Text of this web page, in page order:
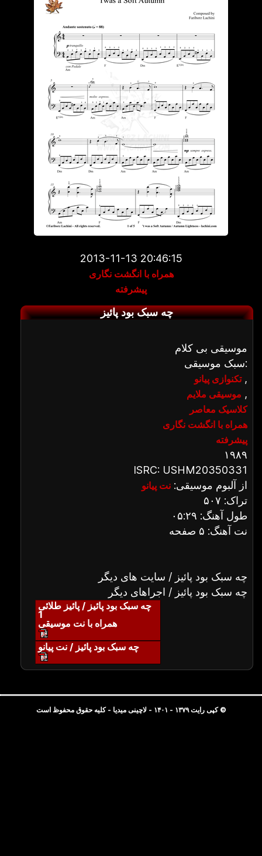
2013-11-13 20:46:15
همراه با انگشت نگاری
پیشرفته
چه سبک بود پائیز
موسیقی بی کلام
سبک موسیقی:
تکنوازی پیانو,
موسیقی ملایم ,
کلاسیک معاصر
همراه با انگشت نگاری
پیشرفته
۱۹۸۹
ISRC: USHM20350331
از آلبوم موسیقی: نت پیانو
تراک: ۵۰۷
طول آهنگ: ۰۵:۲۹
نت آهنگ: ۵ صفحه
چه سبک بود پائیز / سایت های دیگر
چه سبک بود پائیز / اجراهای دیگر
چه سبک بود پائیز / پائیز طلائی
1
همراه با نت موسیقی
چه سبک بود پائیز / نت پیانو
© کپی رایت ۱۳۷۹ - ۱۴۰۱ - لاچینی میدیا - کلیه حقوق محفوظ است